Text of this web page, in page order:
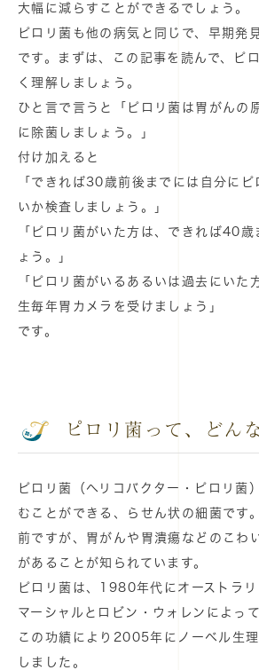
大幅に減らすことができるでしょう。
ピロリ菌も他の病気と同じで、早期発
です。まずは、この記事を読んで、ピ
く理解しましょう。
ひと言で言うと「ピロリ菌は胃がんの
に除菌しましょう。」
付け加えると
「できれば30歳前後までには自分にピ
いか検査しましょう。」
「ピロリ菌がいた方は、できれば40歳
ょう。」
「ピロリ菌がいるあるいは過去にいた
生毎年胃カメラを受けましょう」
です。
ピロリ菌って、どん
ピロリ菌（ヘリコバクター・ピロリ菌
むことができる、らせん状の細菌です
前ですが、胃がんや胃潰瘍などのこわ
があることが知られています。
ピロリ菌は、1980年代にオーストラリ
マーシャルとロビン・ウォレンによっ
この功績により2005年にノーベル生
しました。